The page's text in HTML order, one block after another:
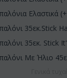
Ελαστικά
35εκ.Stick
35εκ. Stick
Με Ήλιο